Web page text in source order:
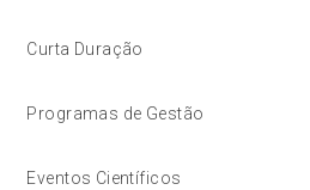
Curta Duração
Programas de Gestão
Eventos Científicos